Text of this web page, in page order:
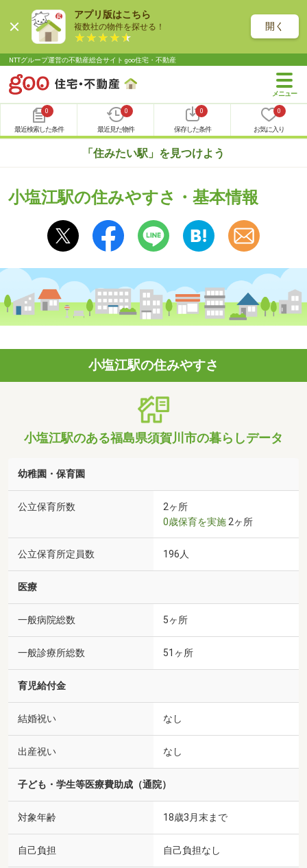
アプリ版はこちら
複数社の物件を探せる！ 開く
NTTグループ運営の不動産総合サイト goo住宅・不動産
0
最近検索した条件
0
最近見た物件
0
保存した条件
0
お気に入り
「住みたい駅」を見つけよう
小塩江駅の住みやすさ・基本情報
小塩江駅の住みやすさ
小塩江駅のある福島県須賀川市の暮らしデータ
幼稚園・保育園
公立保育所数
2ヶ所
0歳保育を実施 2ヶ所
公立保育所定員数 196人
医療
一般病院総数 5ヶ所
一般診療所総数 51ヶ所
育児給付金
結婚祝い なし
出産祝い なし
子ども・学生等医療費助成（通院）
対象年齢 18歳3月末まで
自己負担 自己負担なし